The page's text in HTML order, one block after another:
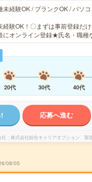
未経験OK / ブランクOK / パソ
験OK！〇まずは事前登録だ
にオンライン登録★氏名・職種
20代
30代 40代
応募へ進む
株式会社綜合キャリアオプション 製
08/05